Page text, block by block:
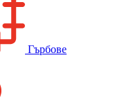
Гърбове